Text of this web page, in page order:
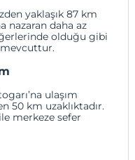
yaklaşık 87 km
nazaran daha az
olduğu gibi
mevcuttur.
ulaşım
50 km uzaklıktadır.
merkeze sefer